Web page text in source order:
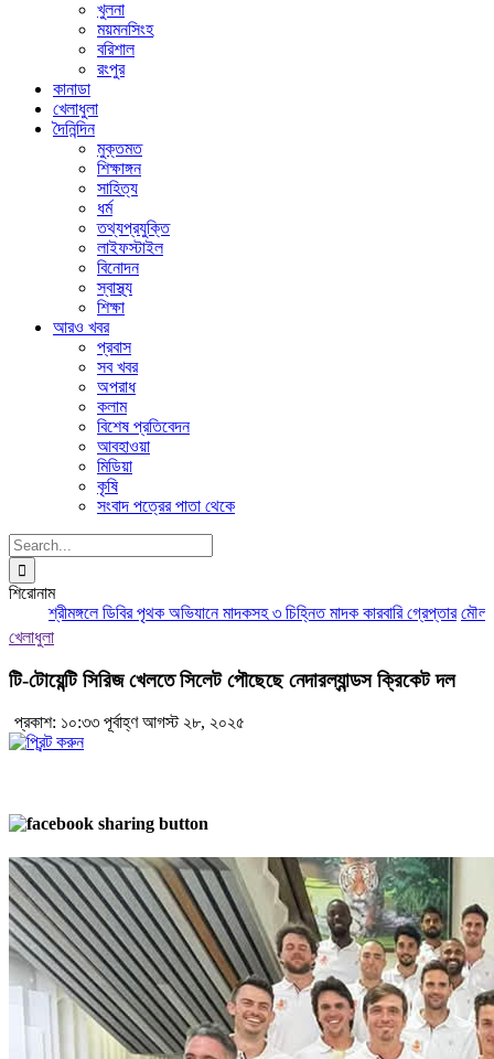
খুলনা
ময়মনসিংহ
বরিশাল
রংপুর
কানাডা
খেলাধুলা
দৈনিন্দিন
মুক্তমত
শিক্ষাঙ্গন
সাহিত্য
ধর্ম
তথ্যপ্রযুক্তি
লাইফস্টাইল
বিনোদন
স্বাস্থ্য
শিক্ষা
আরও খবর
প্রবাস
সব খবর
অপরাধ
কলাম
বিশেষ প্রতিবেদন
আবহাওয়া
মিডিয়া
কৃষি
সংবাদ পত্রের পাতা থেকে
Search
for:
শিরোনাম
শ্রীমঙ্গলে ডিবির পৃথক অভিযানে মাদকসহ ৩ চিহ্নিত মাদক কারবারি গ্রেপ্তার
খেলাধুলা
টি-টোয়েন্টি সিরিজ খেলতে সিলেট পৌছেছে নেদারল্যান্ডস ক্রিকেট দল
প্রকাশ: ১০:৩৩ পূর্বাহ্ণ আগস্ট ২৮, ২০২৫